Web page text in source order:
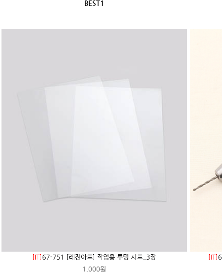
BEST1
[IT]67-751 [레진아트] 작업용 투명 시트_3장
1,000원
[IT]